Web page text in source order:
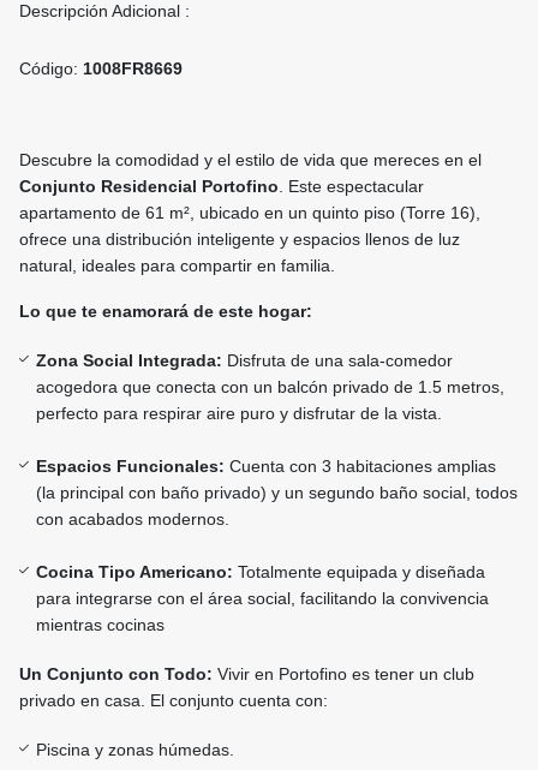
Descripción Adicional :
Código: 1008FR8669
Descubre la comodidad y el estilo de vida que mereces en el
Conjunto Residencial Portofino . Este espectacular
apartamento de 61 m², ubicado en un quinto piso (Torre 16),
ofrece una distribución inteligente y espacios llenos de luz
natural, ideales para compartir en familia.
Lo que te enamorará de este hogar:
Zona Social Integrada: Disfruta de una sala-comedor
acogedora que conecta con un balcón privado de 1.5 metros,
perfecto para respirar aire puro y disfrutar de la vista.
Espacios Funcionales: Cuenta con 3 habitaciones amplias
(la principal con baño privado) y un segundo baño social, todos
con acabados modernos.
Cocina Tipo Americano: Totalmente equipada y diseñada
para integrarse con el área social, facilitando la convivencia
mientras cocinas
Un Conjunto con Todo: Vivir en Portofino es tener un club
privado en casa. El conjunto cuenta con:
Piscina y zonas húmedas.